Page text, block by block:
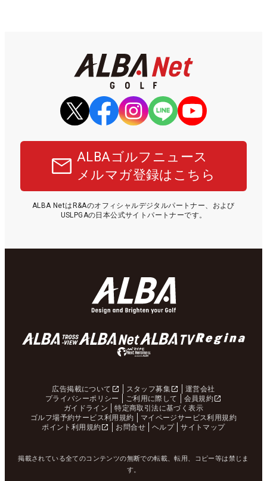
ALBAゴルフニュース
メルマガ登録はこちら
ALBA NetはR&Aのオフィシャルデジタルパートナー、および
USLPGAの日本公式サイトパートナーです。
広告掲載について スタッフ募集
運営会社
プライバシーポリシー
ご利用に際して
会員規約
ガイドライン
特定商取引法に基づく表示
ゴルフ場予約サービス利用規約
マイページサービス利用規約
ポイント利用規約
お問合せ ヘルプ サイトマップ
掲載されている全てのコンテンツの無断での転載、転用、コピー等は禁じま
す。